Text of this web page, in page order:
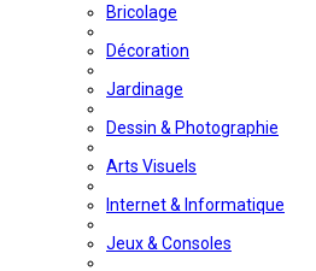
Bricolage
Décoration
Jardinage
Dessin & Photographie
Arts Visuels
Internet & Informatique
Jeux & Consoles